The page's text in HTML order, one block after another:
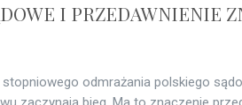
I PRZEDAWNIENIE
stopniowego odmrażania polskiego